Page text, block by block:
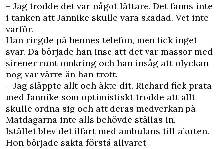
– Jag trodde det var något lättare. Det fanns inte
i tanken att Jannike skulle vara skadad. Vet inte
varför.
Han ringde på hennes telefon, men fick inget
svar. Då började han inse att det var massor med
sirener runt omkring och han insåg att olyckan
nog var värre än han trott.
– Jag släppte allt och åkte dit. Richard fick prata
med Jannike som optimistiskt trodde att allt
skulle ordna sig och att deras medverkan på
Matdagarna inte alls behövde ställas in.
Istället blev det ilfart med ambulans till akuten.
Hon började sakta förstå allvaret.